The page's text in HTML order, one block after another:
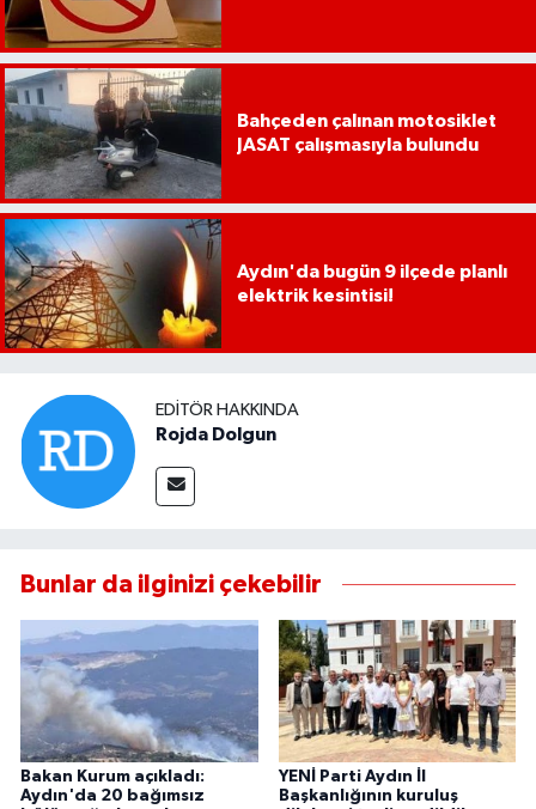
Bahçeden çalınan motosiklet
JASAT çalışmasıyla bulundu
Aydın'da bugün 9 ilçede planlı
elektrik kesintisi!
EDITÖR HAKKINDA
Rojda Dolgun
Bunlar da ilginizi çekebilir
Bakan Kurum açıkladı:
Aydın'da 20 bağımsız
YENİ Parti Aydın İl
Başkanlığının kuruluş